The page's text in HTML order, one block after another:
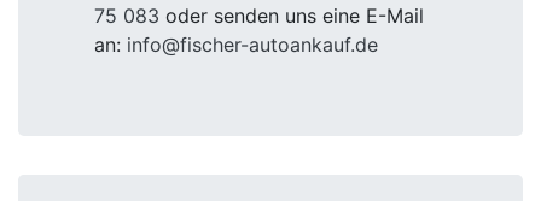
75 083 oder senden uns eine E-Mail
an: info@fischer-autoankauf.de